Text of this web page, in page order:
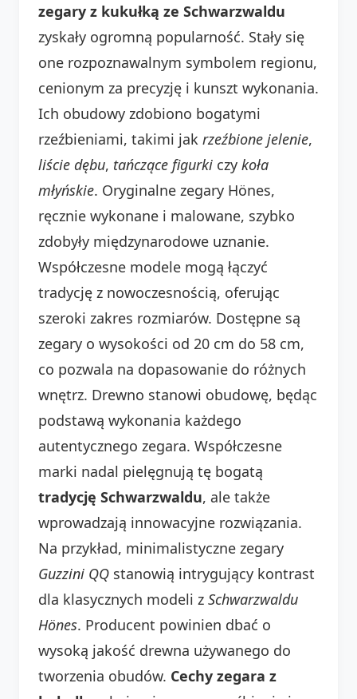
zegary z kukułką ze Schwarzwaldu
zyskały ogromną popularność. Stały się
one rozpoznawalnym symbolem regionu,
cenionym za precyzję i kunszt wykonania.
Ich obudowy zdobiono bogatymi
rzeźbieniami, takimi jak rzeźbione jelenie,
liście dębu, tańczące figurki czy koła
młyńskie. Oryginalne zegary Hönes,
ręcznie wykonane i malowane, szybko
zdobyły międzynarodowe uznanie.
Współczesne modele mogą łączyć
tradycję z nowoczesnością, oferując
szeroki zakres rozmiarów. Dostępne są
zegary o wysokości od 20 cm do 58 cm,
co pozwala na dopasowanie do różnych
wnętrz. Drewno stanowi obudowę, będąc
podstawą wykonania każdego
autentycznego zegara. Współczesne
marki nadal pielęgnują tę bogatą
tradycję Schwarzwaldu, ale także
wprowadzają innowacyjne rozwiązania.
Na przykład, minimalistyczne zegary
Guzzini QQ stanowią intrygujący kontrast
dla klasycznych modeli z Schwarzwaldu
Hönes. Producent powinien dbać o
wysoką jakość drewna używanego do
tworzenia obudów. Cechy zegara z